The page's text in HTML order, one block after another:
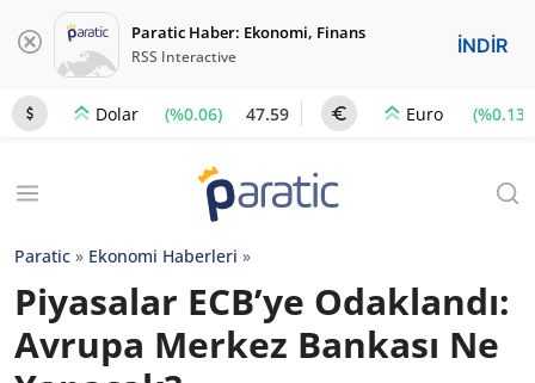
Paratic Haber: Ekonomi, Finans
RSS Interactive İNDİR
Dolar (%0.06) 47.59 Euro (%0.13)
Paratic » Ekonomi Haberleri »
Piyasalar ECB’ye Odaklandı:
Avrupa Merkez Bankası Ne